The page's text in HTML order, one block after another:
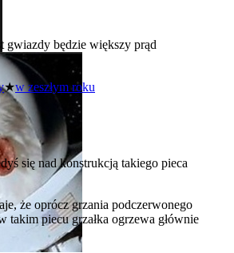
gwiazdy będzie większy prąd
★w zeszłym roku
się nad konstrukcją takiego pieca
że oprócz grzania podczerwonego
takim piecu grzałka ogrzewa głównie